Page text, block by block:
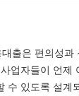
출은 편의성과
업자들이 언제
수 있도록 설계